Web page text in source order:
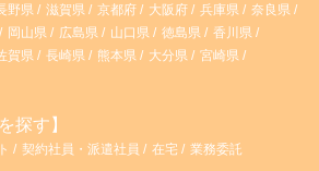
野県 滋賀県 京都府 大阪府 兵庫県
奈良県
岡山県 広島県 山口県 徳島県
香川県
賀県 長崎県 熊本県 大分県
宮崎県
探す】
契約社員・派遣社員 在宅 業務委託